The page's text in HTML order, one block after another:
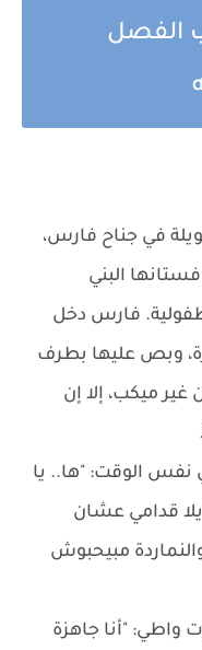
الفصل
في جناح فارس،
البني
فارس دخل
وبص عليها بطرف
ميكب، إلا إن
نفس الوقت: "ها.. يا
قدامي عشان
مبيحبوش
واطي: "أنا جاهزة